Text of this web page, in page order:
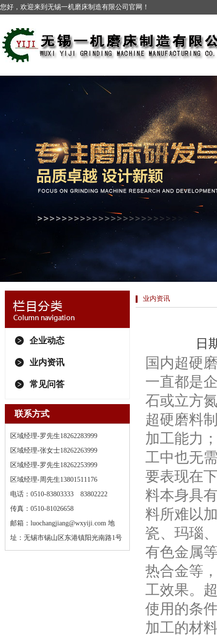
您好，欢迎来到无锡一机磨床制造有限公司官网！
企业动态
业内资讯
常见问答
联系方式
区域经理-罗先生18262283999
区域经理-张女士18262263999
区域经理-罗先生18262253999
区域经理-周先生13801511176
电话：0510-83803333 83802222
传真：0510-81026658
邮箱：luochangjiang@wxyiji.com 地
址：无锡市锡山区东港镇阳光南路1号
业内资讯
日
国内超硬
一直都是
石或立方
超硬磨料
加工能力
工中也无
要表现在
料本身具
料所难以
瓷、玛瑙
有色金属
热合金等
工效果。
使用的条
加工的材